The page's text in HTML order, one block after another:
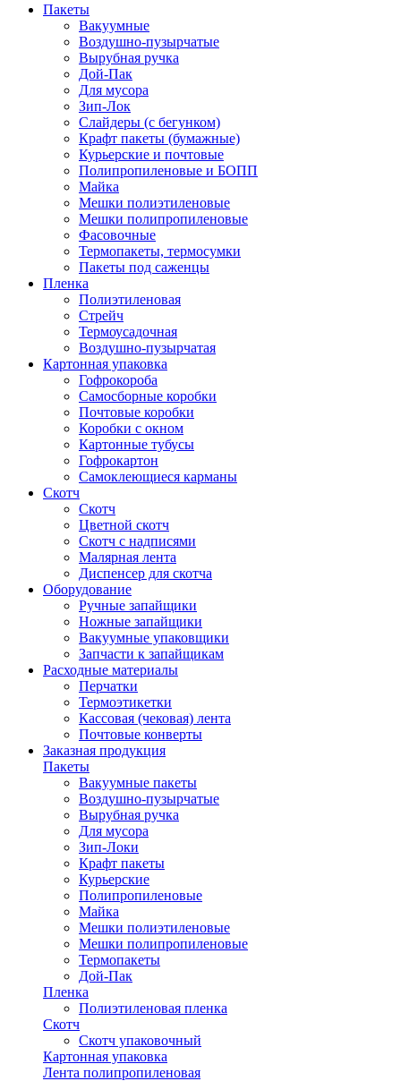
Пакеты
Вакуумные
Воздушно-пузырчатые
Вырубная ручка
Дой-Пак
Для мусора
Зип-Лок
Слайдеры (с бегунком)
Крафт пакеты (бумажные)
Курьерские и почтовые
Полипропиленовые и БОПП
Майка
Мешки полиэтиленовые
Мешки полипропиленовые
Фасовочные
Термопакеты, термосумки
Пакеты под саженцы
Пленка
Полиэтиленовая
Стрейч
Термоусадочная
Воздушно-пузырчатая
Картонная упаковка
Гофрокороба
Самосборные коробки
Почтовые коробки
Коробки с окном
Картонные тубусы
Гофрокартон
Самоклеющиеся карманы
Скотч
Скотч
Цветной скотч
Скотч с надписями
Малярная лента
Диспенсер для скотча
Оборудование
Ручные запайщики
Ножные запайщики
Вакуумные упаковщики
Запчасти к запайщикам
Расходные материалы
Перчатки
Термоэтикетки
Кассовая (чековая) лента
Почтовые конверты
Заказная продукция
Пакеты
Вакуумные пакеты
Воздушно-пузырчатые
Вырубная ручка
Для мусора
Зип-Локи
Крафт пакеты
Курьерские
Полипропиленовые
Майка
Мешки полиэтиленовые
Мешки полипропиленовые
Термопакеты
Дой-Пак
Пленка
Полиэтиленовая пленка
Скотч
Скотч упаковочный
Картонная упаковка
Лента полипропиленовая